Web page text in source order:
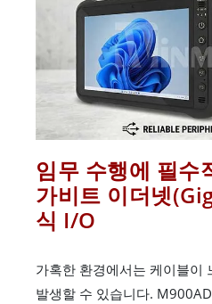
임무 수행에 필수
가비트 이더넷
식 I/O
가혹한 환경에서는 케이블이
발생할 수 있습니다.